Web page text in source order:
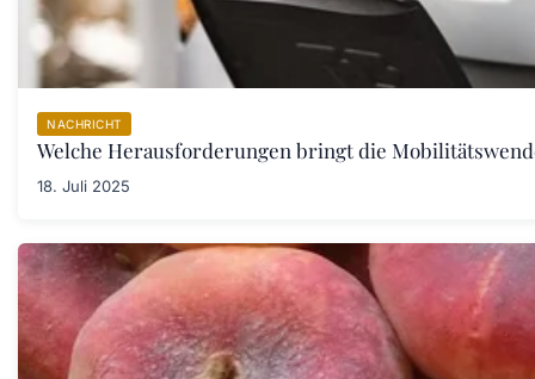
NACHRICHT
Welche Herausforderungen bringt die
18. Juli 2025